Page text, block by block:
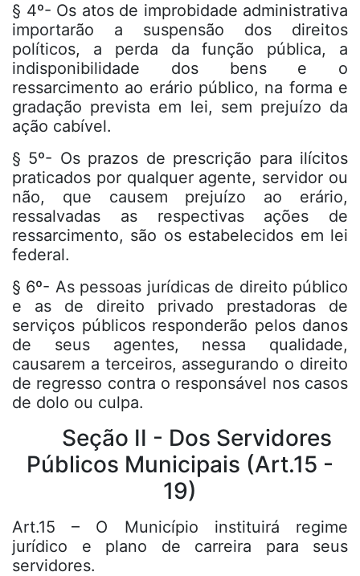
§ 4º- Os atos de improbidade administrativa
importarão a suspensão dos direitos
políticos, a perda da função pública, a
indisponibilidade dos bens e o
ressarcimento ao erário público, na forma e
gradação prevista em lei, sem prejuízo da
ação cabível.
§ 5º- Os prazos de prescrição para ilícitos
praticados por qualquer agente, servidor ou
não, que causem prejuízo ao erário,
ressalvadas as respectivas ações de
ressarcimento, são os estabelecidos em lei
federal.
§ 6º- As pessoas jurídicas de direito público
e as de direito privado prestadoras de
serviços públicos responderão pelos danos
de seus agentes, nessa qualidade,
causarem a terceiros, assegurando o direito
de regresso contra o responsável nos casos
de dolo ou culpa.
Seção II - Dos Servidores
Públicos Municipais (Art.15 -
19)
Art.15 – O Município instituirá regime
jurídico e plano de carreira para seus
servidores.